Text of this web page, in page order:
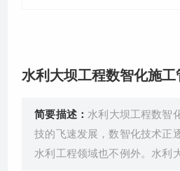
水利大坝工程数智化施工
简要描述： 水利大坝工程数智
技的飞速发展，数智化技术正
水利工程领域也不例外。水利